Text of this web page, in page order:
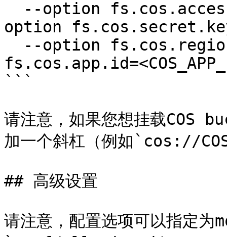
option
```
请注意，如果您想挂载COS
加一个斜杠（例如`cos://
## 高级设置
请注意，配置选项可以指定为